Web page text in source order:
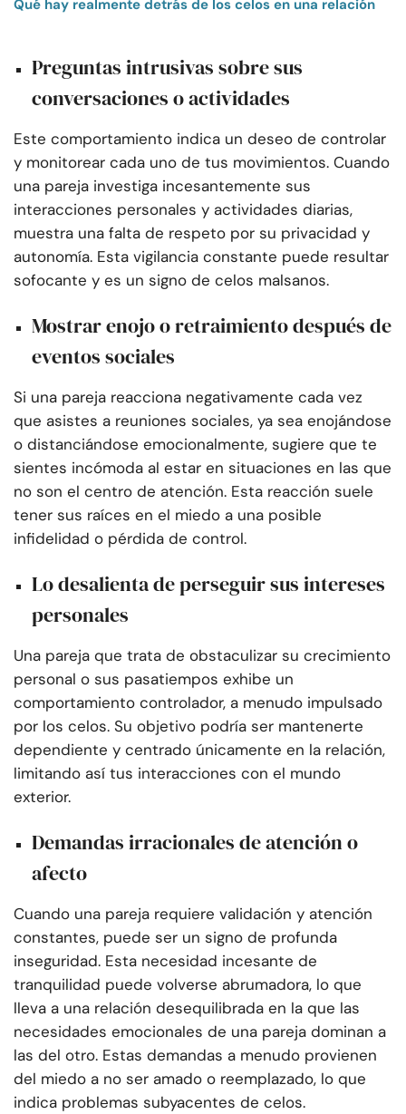
Qué hay realmente detrás de los celos en una relación
Preguntas intrusivas sobre sus
conversaciones o actividades
Este comportamiento indica un deseo de controlar
y monitorear cada uno de tus movimientos. Cuando
una pareja investiga incesantemente sus
interacciones personales y actividades diarias,
muestra una falta de respeto por su privacidad y
autonomía. Esta vigilancia constante puede resultar
sofocante y es un signo de celos malsanos.
Mostrar enojo o retraimiento después de
eventos sociales
Si una pareja reacciona negativamente cada vez
que asistes a reuniones sociales, ya sea enojándose
o distanciándose emocionalmente, sugiere que te
sientes incómoda al estar en situaciones en las que
no son el centro de atención. Esta reacción suele
tener sus raíces en el miedo a una posible
infidelidad o pérdida de control.
Lo desalienta de perseguir sus intereses
personales
Una pareja que trata de obstaculizar su crecimiento
personal o sus pasatiempos exhibe un
comportamiento controlador, a menudo impulsado
por los celos. Su objetivo podría ser mantenerte
dependiente y centrado únicamente en la relación,
limitando así tus interacciones con el mundo
exterior.
Demandas irracionales de atención o
afecto
Cuando una pareja requiere validación y atención
constantes, puede ser un signo de profunda
inseguridad. Esta necesidad incesante de
tranquilidad puede volverse abrumadora, lo que
lleva a una relación desequilibrada en la que las
necesidades emocionales de una pareja dominan a
las del otro. Estas demandas a menudo provienen
del miedo a no ser amado o reemplazado, lo que
indica problemas subyacentes de celos.